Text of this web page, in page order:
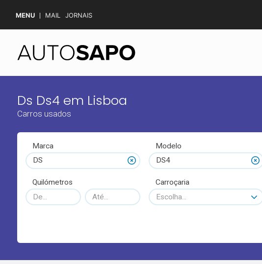
MENU MAIL JORNAIS
Ds Ds4 em Lisboa
Carros usados
Marca
DS
Modelo
DS4
Quilómetros
Carroçaria
Escolha...